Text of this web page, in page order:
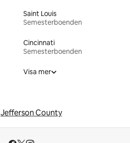
Saint Louis
Semesterboenden
Cincinnati
Semesterboenden
Visa mer
Jefferson County